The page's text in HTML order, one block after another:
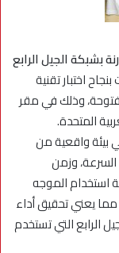
الجيل الرابع
اختبار تقنية
وذلك في مقر
المتحدة.
بيئة واقعية من
السرعة، وزمن
استخدام الموجه
في نطاق 15 جيجاهرتز، مما يعني تحقيق أداء
الجيل الرابع التي تستخدم